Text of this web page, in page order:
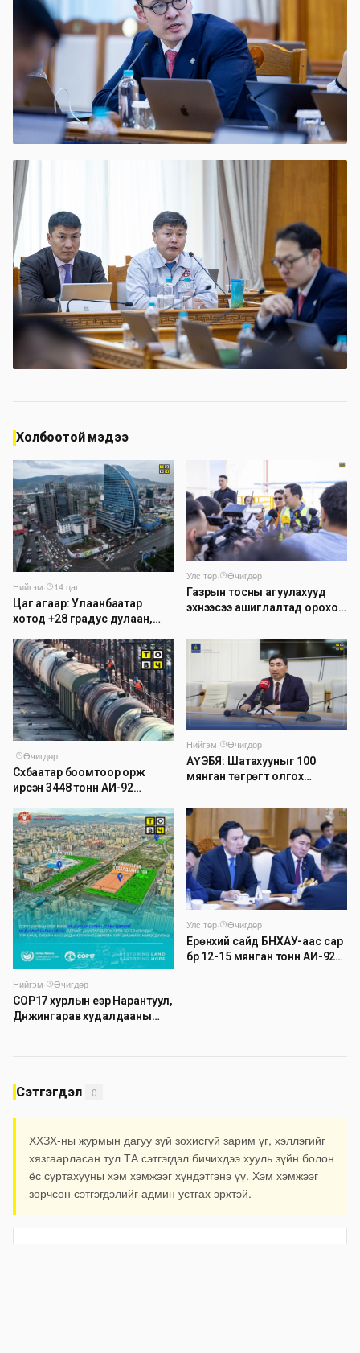
Холбоотой мэдээ
Нийгэм·
14 цаг
Цаг агаар: Улаанбаатар
хотод +28 градус дулаан,
бороо орно
Улс төр·
Өчигдөр
Газрын тосны агуулахууд
эхнээсээ ашиглалтад ороход
·
Өчигдөр
Сүхбаатар боомтоор орж
ирсэн 3448 тонн АИ-92
буулгах ажлыг зохион
байгуулж байна
Нийгэм·
Өчигдөр
АҮЭБЯ: Шатахууныг 100
мянган төгрөгт олгох
Нийгэм·
Өчигдөр
COP17 хурлын үеэр Нарантуул,
Дүнжингарав худалдааны
Улс төр·
Өчигдөр
Ерөнхий сайд БНХАУ-аас сар
бүр 12-15 мянган тонн АИ-92
Сэтгэгдэл 0
ХХЗХ-ны журмын дагуу зүй зохисгүй зарим үг, хэллэгийг
хязгаарласан тул ТА сэтгэгдэл бичихдээ хууль зүйн болон
ёс суртахууны хэм хэмжээг хүндэтгэнэ үү. Хэм хэмжээг
зөрчсөн сэтгэгдэлийг админ устгах эрхтэй.